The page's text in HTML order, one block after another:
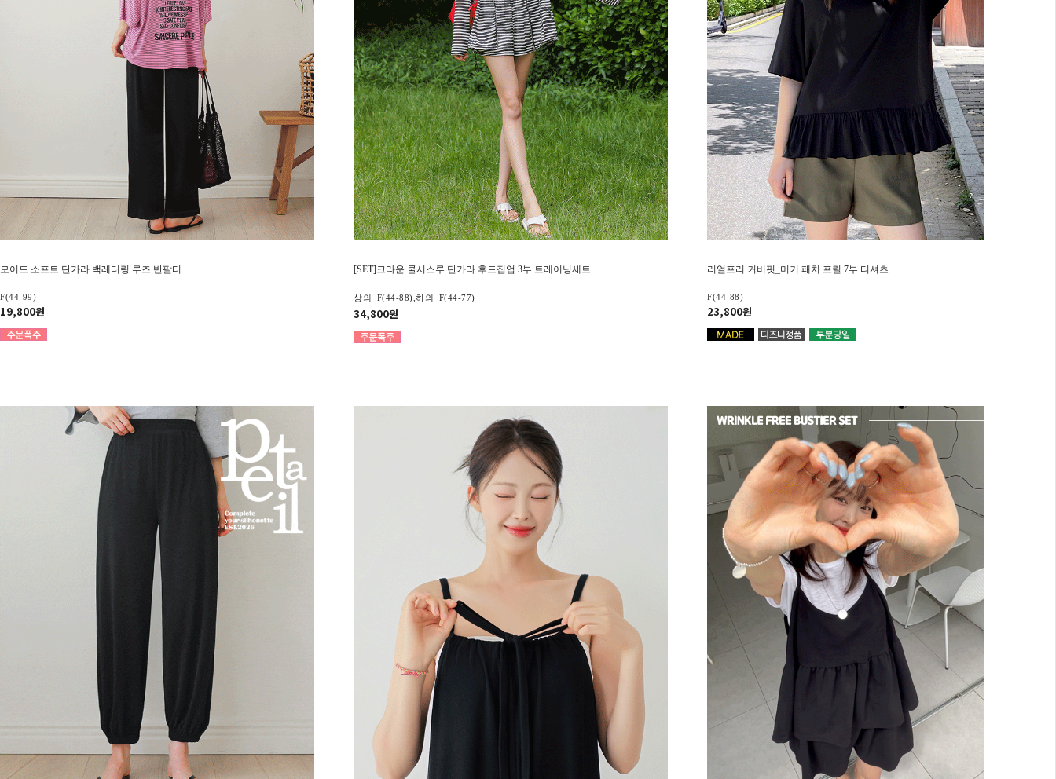
모어드 소프트 단가라 백레터링 루즈 반팔티
F(44-99)
19,800원
[SET]크라운 쿨시스루 단가라 후드집업 3부 트레이닝세트
상의_F(44-88),하의_F(44-77)
34,800원
리얼프리 커버핏_미키 패치 프릴 7부 티셔츠
F(44-88)
23,800원